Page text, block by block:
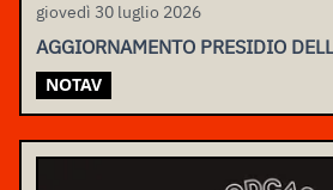
giovedì 30 luglio 2026
AGGIORNAMENTO PRESIDIO
NOTAV